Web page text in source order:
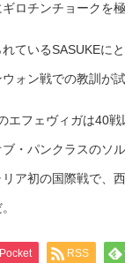
ロチンチョークを
ているSASUKEに
ォン戦での教訓が
エフェヴィガは40
・パンクラスのソ
ア初の国際戦で、
Pocket RSS